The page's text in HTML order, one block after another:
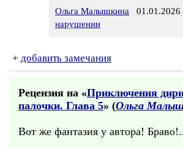
Ольга Малышкина 01.01.2026
нарушении
+ добавить замечания
Рецензия на «Приключения
палочки. Глава 5» (Ольга
Вот же фантазия у автора!